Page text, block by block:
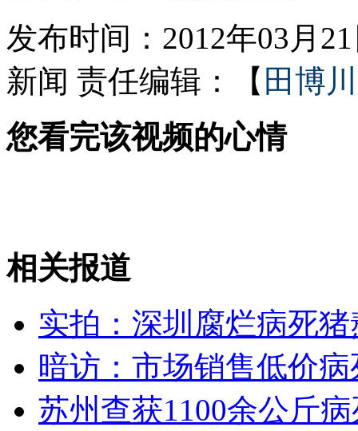
主人崇拜外星人 狗狗也跟风
上海女子大学颁发淑女证
山西运城恶犬咬伤多人 警民合力深夜将其击毙
女孩北京地铁殴打老人 痛下狠手拳打脚踢
无痛分娩是否安全 医生回应
发布时间：2012年03月
新闻 责任编辑：【 田博川
您看完该视频的心情
相关报道
实拍：深圳腐烂病死
暗访：市场销售低价病
苏州查获1100余公斤